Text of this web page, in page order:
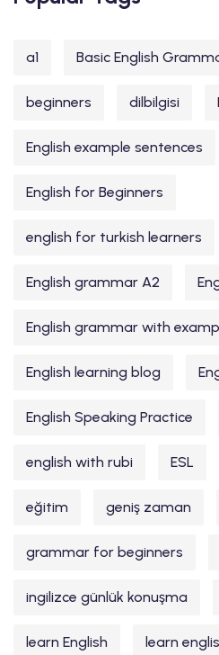
a1 Basic English
beginners dilbilgisi
English example sentences
English for Beginners
english for turkish learners
English grammar A2
English grammar with
English learning blog
English Speaking Practice
english with rubi ESL
eğitim geniş zaman
grammar for beginners
ingilizce günlük konuşma
learn English learn